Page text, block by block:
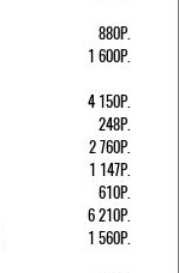
880Р.
1 600Р.
4 150Р.
248Р.
2 760Р.
1 147Р.
610Р.
6 210Р.
1 560Р.